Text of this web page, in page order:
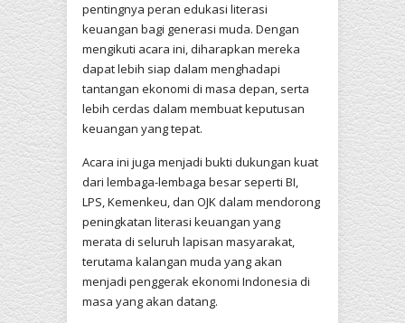
pentingnya peran edukasi literasi
keuangan bagi generasi muda. Dengan
mengikuti acara ini, diharapkan mereka
dapat lebih siap dalam menghadapi
tantangan ekonomi di masa depan, serta
lebih cerdas dalam membuat keputusan
keuangan yang tepat.
Acara ini juga menjadi bukti dukungan kuat
dari lembaga-lembaga besar seperti BI,
LPS, Kemenkeu, dan OJK dalam mendorong
peningkatan literasi keuangan yang
merata di seluruh lapisan masyarakat,
terutama kalangan muda yang akan
menjadi penggerak ekonomi Indonesia di
masa yang akan datang.